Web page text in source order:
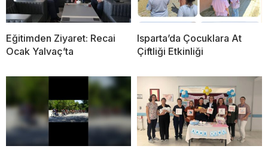
Eğitimden Ziyaret: Recai
Ocak Yalvaç’ta
Isparta’da Çocuklara At
Çiftliği Etkinliği